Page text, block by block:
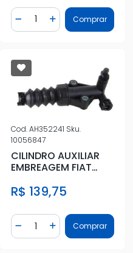
Diminuir Quantidade
Quantidade
AdicionarComprar
Cod.AH352241 Sku.
10056847
CILINDRO AUXILIAR
EMBREAGEM FIAT
GRAND
R$ 139,75
Diminuir Quantidade
Quantidade
AdicionarComprar